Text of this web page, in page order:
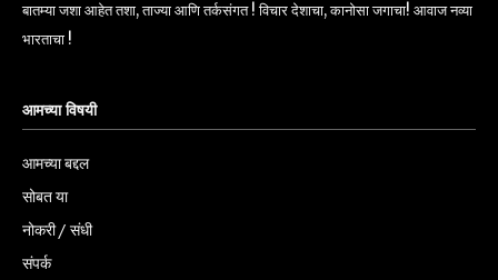
बातम्या जशा आहेत तशा, ताज्या आणि तर्कसंगत ! विचार देशाचा, कानोसा जगाचा! आवाज नव्या
भारताचा !
आमच्या विषयी
आमच्या बद्दल
सोबत या
नोकरी / संधी
संपर्क